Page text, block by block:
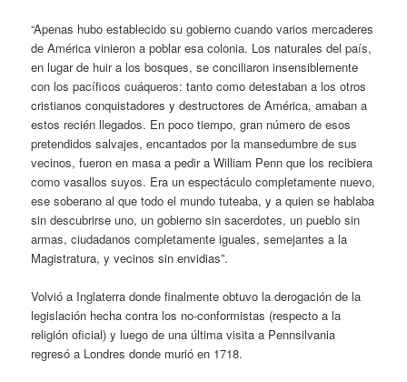
“Apenas hubo establecido su gobierno cuando varios mercaderes
de América vinieron a poblar esa colonia. Los naturales del país,
en lugar de huir a los bosques, se conciliaron insensiblemente
con los pacíficos cuáqueros: tanto como detestaban a los otros
cristianos conquistadores y destructores de América, amaban a
estos recién llegados. En poco tiempo, gran número de esos
pretendidos salvajes, encantados por la mansedumbre de sus
vecinos, fueron en masa a pedir a William Penn que los recibiera
como vasallos suyos. Era un espectáculo completamente nuevo,
ese soberano al que todo el mundo tuteaba, y a quien se hablaba
sin descubrirse uno, un gobierno sin sacerdotes, un pueblo sin
armas, ciudadanos completamente iguales, semejantes a la
Magistratura, y vecinos sin envidias”.
Volvió a Inglaterra donde finalmente obtuvo la derogación de la
legislación hecha contra los no-conformistas (respecto a la
religión oficial) y luego de una última visita a Pennsilvania
regresó a Londres donde murió en 1718.